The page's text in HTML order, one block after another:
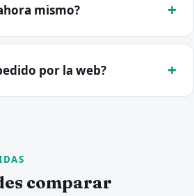
mismo?
por la web?
comparar